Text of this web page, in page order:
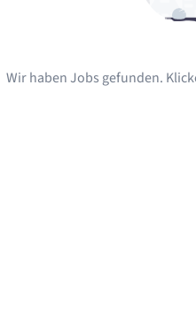
Wir haben Jobs gefunden.